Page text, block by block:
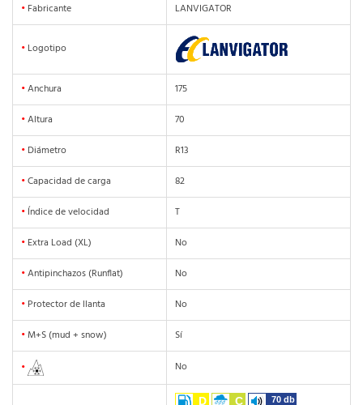
• Fabricante LANVIGATOR
• Logotipo
•Anchura
175
•Altura
70
• Diámetro
R13
•Capacidad de carga
82
• Índice de velocidad
T
• Extra Load (XL)
No
•Antipinchazos (Runflat)
No
• Protector de llanta
No
• M+S (mud + snow) Sí
• No
D C 70 db